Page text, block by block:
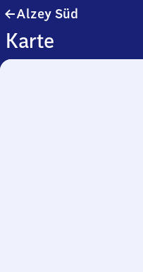
Alzey Süd
Karte